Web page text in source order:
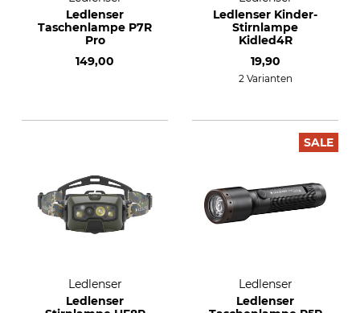
Ledlenser
Taschenlampe P7R
Pro
149,00
Ledlenser Kinder-
Stirnlampe
Kidled4R
19,90
2 Varianten
Ledlenser
Ledlenser
SALE
Ledlenser
Ledlenser